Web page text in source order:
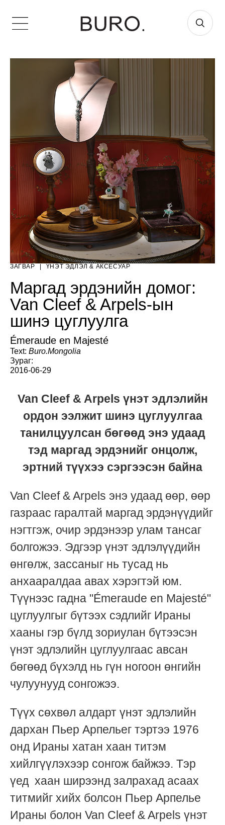
ЗАГВАР ҮНЭТ ЭДЛЭЛ & АКСЕСУАР
Маргад эрдэнийн домог:
Van Cleef & Arpels-ын
шинэ цуглуулга
Émeraude en Majesté
Text: Buro.Mongolia
Зураг:
2016-06-29
Van Cleef & Arpels үнэт эдлэлийн
ордон ээлжит шинэ цуглуулгаа
танилцуулсан бөгөөд энэ удаад
тэд маргад эрдэнийг онцолж,
эртний түүхээ сэргээсэн байна
Van Cleef & Arpels энэ удаад өөр, өөр
газраас гаралтай маргад эрдэнүүдийг
нэгтгэж, очир эрдэнээр улам тансаг
болгожээ. Эдгээр үнэт эдлэлүүдийн
өнгөлж, зассаныг нь тусад нь
анхааралдаа авах хэрэгтэй юм.
Түүнээс гадна "Émeraude en Majesté"
цуглуулгыг бүтээх сэдлийг Ираны
хааны гэр бүлд зориулан бүтээсэн
үнэт эдлэлийн цуглуулгаас авсан
бөгөөд бүхэлд нь гүн ногоон өнгийн
чулуунууд сонгожээ.
Түүх сөхвөл алдарт үнэт эдлэлийн
дархан Пьер Арпельег тэртээ 1976
онд Ираны хатан хаан титэм
хийлгүүлэхээр сонгож байжээ. Тэр
үед хаан ширээнд залрахад асаах
титмийг хийх болсон Пьер Арпелье
Ираны болон Van Cleef & Arpels үнэт